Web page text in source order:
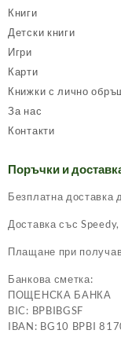
Книги
Детски книги
Игри
Карти
Книжки с лично
За нас
Контакти
Поръчки и
Безплатна доставка
Доставка със
Плащане при
Банкова сметка:
ПОЩЕНСКА БАНКА
BIC: BPBIBGSF
IBAN: BG10 BPBI